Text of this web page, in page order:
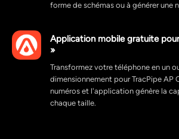
forme de schémas ou à générer une
Application mobile gratuite
»
Transformez votre téléphone en un
dimensionnement pour TracPipe AP
numéros et l'application génère la
chaque taille.